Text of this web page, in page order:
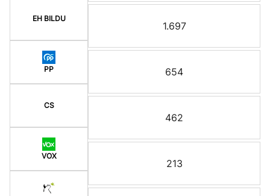
EH BILDU
PP
CS
VOX
1.697
654
462
213